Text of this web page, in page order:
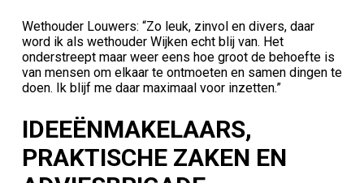
Wethouder Louwers: “Zo leuk, zinvol en divers, daar
word ik als wethouder Wijken echt blij van. Het
onderstreept maar weer eens hoe groot de behoefte is
van mensen om elkaar te ontmoeten en samen dingen te
doen. Ik blijf me daar maximaal voor inzetten.”
IDEEËNMAKELAARS,
PRAKTISCHE ZAKEN EN